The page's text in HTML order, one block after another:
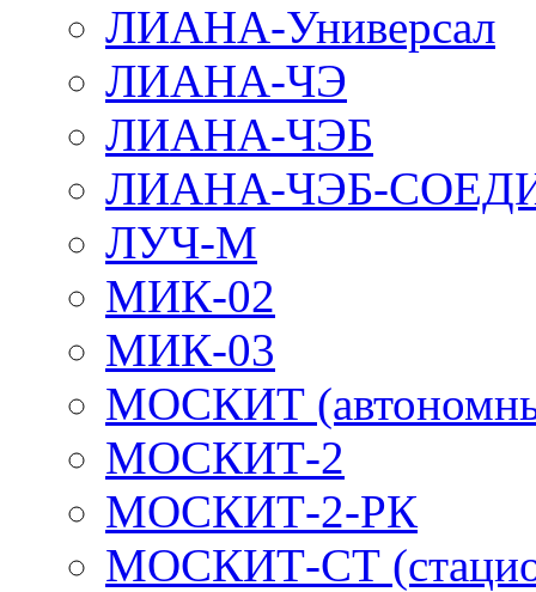
ЛИАНА-Универсал
ЛИАНА-ЧЭ
ЛИАНА-ЧЭБ
ЛИАНА-ЧЭБ-
ЛУЧ-М
МИК-02
МИК-03
МОСКИТ
МОСКИТ-2
МОСКИТ-2-РК
МОСКИТ-СТ